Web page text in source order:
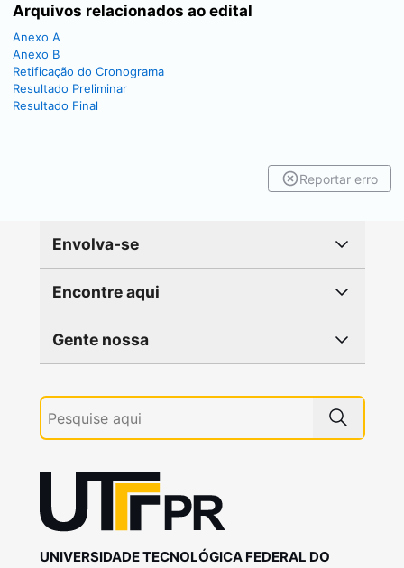
Arquivos relacionados ao edital
Anexo A
Anexo B
Retificação do Cronograma
Resultado Preliminar
Resultado Final
Reportar erro
Envolva-se
Encontre aqui
Gente nossa
UNIVERSIDADE TECNOLÓGICA FEDERAL DO